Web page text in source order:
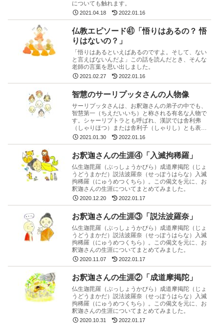
についても触れます。
2021.04.18 2022.01.16
仏教エピソード㊶「悟りはあるの？ 悟
りはないの？」
「悟りはあるといえばあるのですよ。そして、ない
と言えばないんだよ」この話を読んだとき、そんな
老師の言葉を思い出しました。
2021.02.27 2022.01.16
智慧のサーリプッタさんの人物像
サーリプッタさんは、お釈迦さんの弟子の中でも、
智慧第一（ちえだいいち）と称される有名な人物で
す。シャーリプトラとも呼ばれ、漢訳では舎利弗
（しゃりほつ）または舎利子（しゃりし）とも表記
されています。
2021.01.30 2022.01.16
お釈迦さんの生涯④「入滅拘稀羅」
仏生迦毘羅（ぶっしょうかびら）成道摩掲陀（じょ
うどうまかだ）説法波羅奈（せっぽうはらな）入滅
拘稀羅（にゅうめつくちら）。この偈文を元に、お
釈迦さんの生涯についてまとめてみました。
2020.12.20 2022.01.17
お釈迦さんの生涯③「説法波羅奈」
仏生迦毘羅（ぶっしょうかびら）成道摩掲陀（じょ
うどうまかだ）説法波羅奈（せっぽうはらな）入滅
拘稀羅（にゅうめつくちら）。この偈文を元に、お
釈迦さんの生涯についてまとめてみました。
2020.11.07 2022.01.17
お釈迦さんの生涯②「成道摩掲陀」
仏生迦毘羅（ぶっしょうかびら）成道摩掲陀（じょ
うどうまかだ）説法波羅奈（せっぽうはらな）入滅
拘稀羅（にゅうめつくちら）。この偈文を元に、お
釈迦さんの生涯についてまとめてみました。
2020.10.31 2022.01.17